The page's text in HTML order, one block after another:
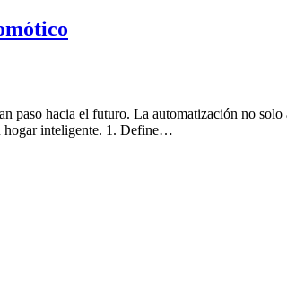
paso hacia el futuro. La automatización no
hogar inteligente. 1. Define…